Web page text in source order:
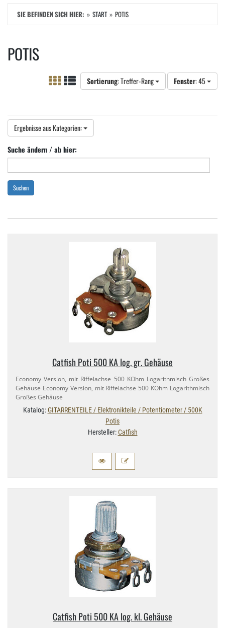
SIE BEFINDEN SICH HIER: START POTIS
POTIS
Sortierung: Treffer-Rang Fenster: 45
Ergebnisse aus Kategorien:
Suche ändern / ab hier:
Suchen
Catfish Poti 500 KA log. gr. Gehäuse
Economy Version, mit Riffelachse 500 KOhm Logarithmisch Großes
Gehäuse Economy Version, mit Riffelachse 500 KOhm Logarithmisch
Großes Gehäuse
Katalog:GITARRENTEILE / Elektronikteile / Potentiometer / 500K
Potis
Hersteller:Catfish
Catfish Poti 500 KA log. kl. Gehäuse